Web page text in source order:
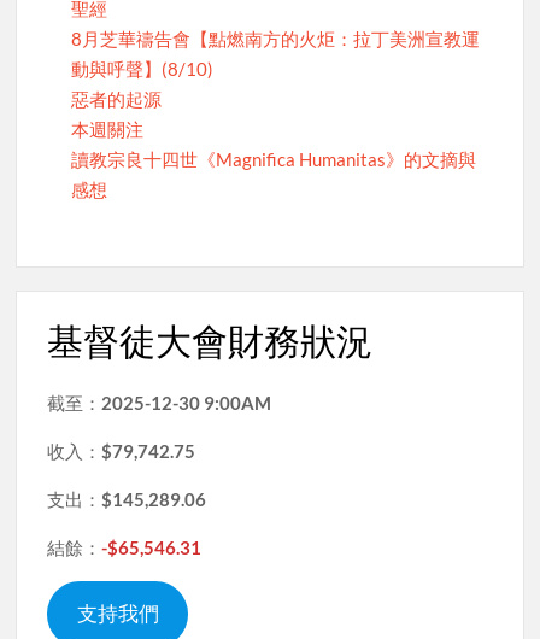
聖經
8月芝華禱告會【點燃南方的火炬：拉丁美洲宣教運
動與呼聲】(8/10)
惡者的起源
本週關注
讀教宗良十四世《Magnifica Humanitas》的文摘與
感想
基督徒大會財務狀況
截至： 2025-12-30 9:00AM
收入：$79,742.75
支出：$145,289.06
結餘：-$65,546.31
支持我們